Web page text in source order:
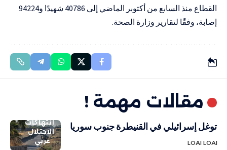
القطاع منذ السابع من أكتوبر الماضي إلى 40786 شهيدًا و94224
إصابة، وفقًا لتقارير وزارة الصحة.
مقالات مهمة !
انتهاكات
الاحتلال
عربي
توغل إسرائيلي في القنيطرة جنوب سوريا
LOAI LOAI